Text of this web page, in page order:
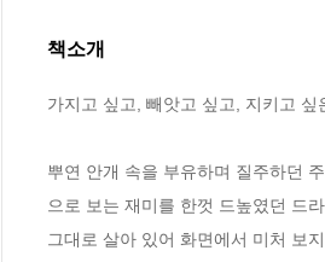
책소개
가지고 싶고, 빼앗고 싶고, 지키고
뿌연 안개 속을 부유하며 질주하던
으로 보는 재미를 한껏 드높였던 드
그대로 살아 있어 화면에서 미처 보